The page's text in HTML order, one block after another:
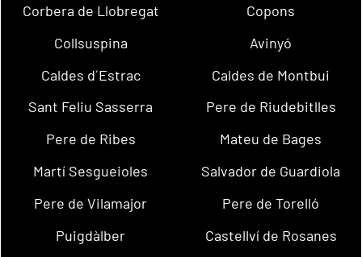
Corbera de Llobregat
Copons
Collsuspina
Avinyó
Caldes d´Estrac
Caldes de Montbui
Sant Feliu Sasserra
Pere de Riudebitlles
Pere de Ribes
Mateu de Bages
Martí Sesgueioles
Salvador de Guardiola
Pere de Vilamajor
Pere de Torelló
Puigdàlber
Castellví de Rosanes